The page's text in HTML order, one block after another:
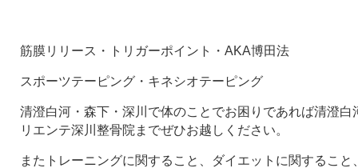
筋膜リリース・トリガーポイント・AKA博田法
スポーツテーピング・キネシオテーピング
清澄白河・森下・深川で体のことでお困りであれば清澄
リエンテ深川整骨院までぜひお越しください。
またトレーニングに関すること、ダイエットに関するこ